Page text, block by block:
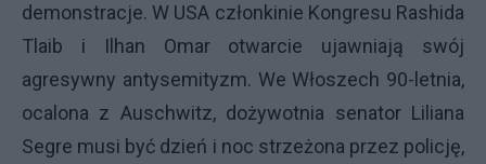
demonstracje. W USA członkinie Kongresu Rashida
Tlaib i Ilhan Omar otwarcie ujawniają swój
agresywny antysemityzm. We Włoszech 90-letnia,
ocalona z Auschwitz, dożywotnia senator Liliana
Segre musi być dzień i noc strzeżona przez policję,